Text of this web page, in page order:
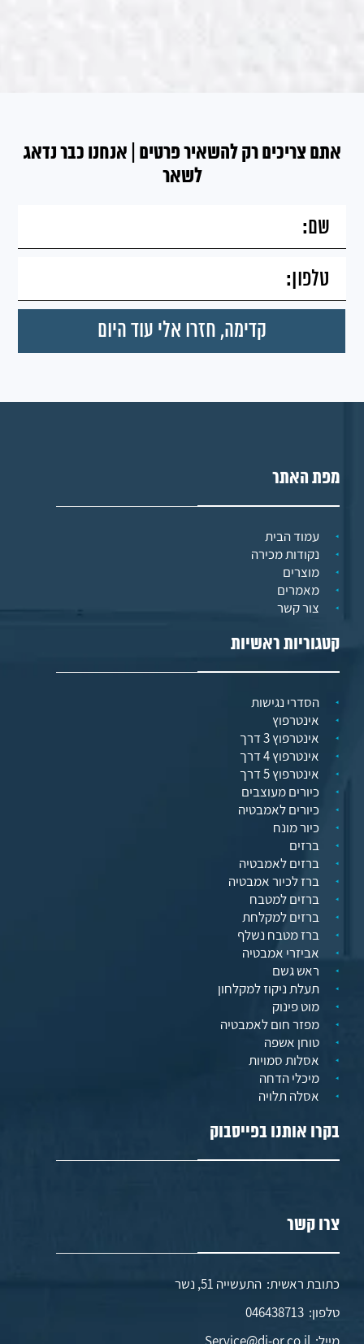
אתם צריכים רק להשאיר פרטים | אנחנו כבר נדאג
לשאר
מפת האתר
עמוד הבית
נקודות מכירה
מוצרים
מאמרים
צור קשר
קטגוריות ראשיות
הסדרי נגישות
אינטרפוץ
אינטרפוץ 3 דרך
אינטרפוץ 4 דרך
אינטרפוץ 5 דרך
כיורים מעוצבים
כיורים לאמבטיה
כיור מונח
ברזים
ברזים לאמבטיה
ברז לכיור אמבטיה
ברזים למטבח
ברזים למקלחת
ברז מטבח נשלף
אביזרי אמבטיה
ראש גשם
תעלת ניקוז למקלחון
מוט פינוק
מפזר חום לאמבטיה
טוחן אשפה
אסלות סמויות
מיכלי הדחה
אסלה תלויה
בקרו אותנו בפייסבוק
צרו קשר
כתובת ראשית: התעשייה 51, נשר
טלפון:046438713